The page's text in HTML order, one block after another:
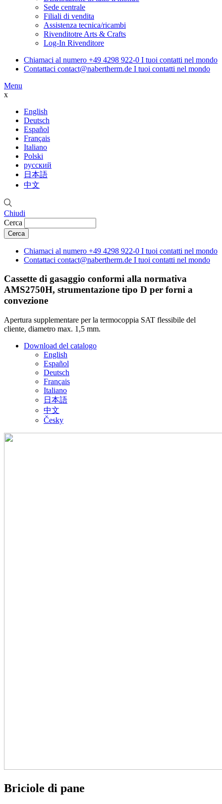
Sede centrale
Filiali di vendita
Assistenza tecnica/ricambi
Rivenditotre Arts & Crafts
Log-In Rivenditore
Chiamaci al numero +49 4298 922-0 I tuoi contatti nel mondo
Contattaci contact@nabertherm.de I tuoi contatti nel mondo
Menu
x
English
Deutsch
Español
Français
Italiano
Polski
русский
日本語
中文
Chiudi
Cerca
Chiamaci al numero +49 4298 922-0 I tuoi contatti nel mondo
Contattaci contact@nabertherm.de I tuoi contatti nel mondo
Cassette di gasaggio conformi alla normativa
AMS2750H, strumentazione tipo D per forni a
convezione
Apertura supplementare per la termocoppia SAT flessibile del
cliente, diametro max. 1,5 mm.
Download del catalogo
English
Español
Deutsch
Français
Italiano
日本語
中文
Česky
Briciole di pane